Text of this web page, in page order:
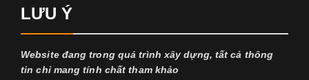
LƯU Ý
Website đang trong quá trình xây dựng, tất cả thông
tin chỉ mang tính chất tham khảo